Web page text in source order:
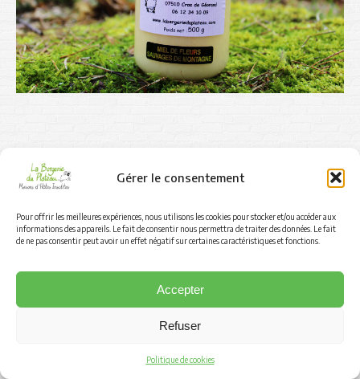
Gérer le consentement
Pour offrir les meilleures expériences, nous utilisons les cookies pour stocker et/ou accéder aux
informations des appareils. Le fait de consentir nous permettra de traiter des données. Le fait
de ne pas consentir peut avoir un effet négatif sur certaines caractéristiques et fonctions.
Accepter
Refuser
Politique de cookies
© 2025 La Bergerie du Plateau
Footer